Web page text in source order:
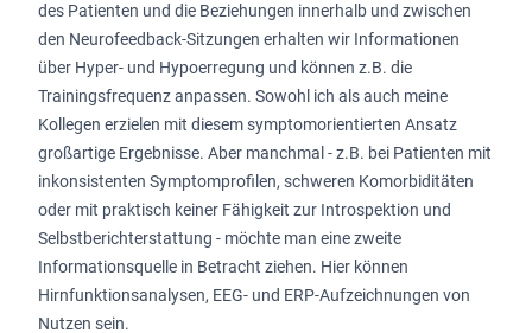
des Patienten und die Beziehungen innerhalb und zwischen
den Neurofeedback-Sitzungen erhalten wir Informationen
über Hyper- und Hypoerregung und können z.B. die
Trainingsfrequenz anpassen. Sowohl ich als auch meine
Kollegen erzielen mit diesem symptomorientierten Ansatz
großartige Ergebnisse. Aber manchmal - z.B. bei Patienten mit
inkonsistenten Symptomprofilen, schweren Komorbiditäten
oder mit praktisch keiner Fähigkeit zur Introspektion und
Selbstberichterstattung - möchte man eine zweite
Informationsquelle in Betracht ziehen. Hier können
Hirnfunktionsanalysen, EEG- und ERP-Aufzeichnungen von
Nutzen sein.